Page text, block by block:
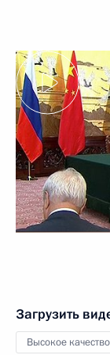
Загрузить
Высокое